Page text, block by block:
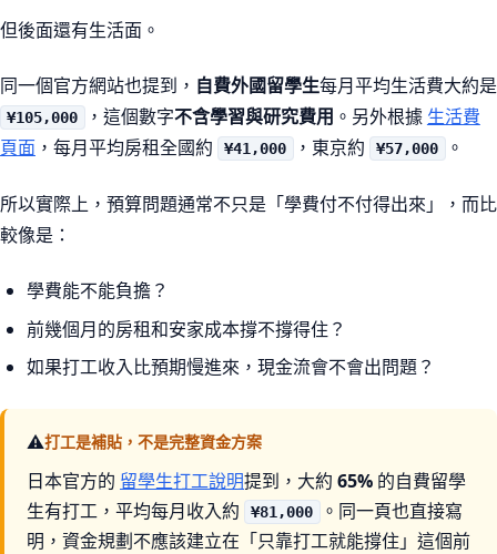
但後面還有生活面。
同一個官方網站也提到， 自費外國留學生每月平均生活費大約是
¥105,000 ，這個數字不含學習與研究費用 。另外根據 生活費
頁面 ，每月平均房租全國約 ¥41,000 ，東京約 ¥57,000 。
所以實際上，預算問題通常不只是「學費付不付得出來」，而比
較像是：
學費能不能負擔？
前幾個月的房租和安家成本撐不撐得住？
如果打工收入比預期慢進來，現金流會不會出問題？
⚠打工是補貼，不是完整資金方案
日本官方的 留學生打工說明提到，大約 65% 的自費留學
生有打工，平均每月收入約
¥81,000
。同一頁也直接寫
明，資金規劃不應該建立在「只靠打工就能撐住」這個前